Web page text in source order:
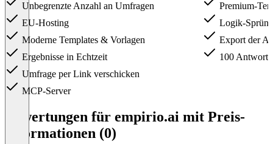
Unbegrenzte Anzahl an Umfragen
EU-Hosting
Moderne Templates & Vorlagen
Ergebnisse in Echtzeit
Umfrage per Link verschicken
MCP-Server
Premium-
Logik-
Export der
100
Bewertungen für empirio.ai mit Preis-
Informationen (0)